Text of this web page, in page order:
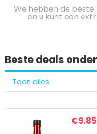
We hebben de
en u kunt een
Beste deals
Toon alles
€9.85